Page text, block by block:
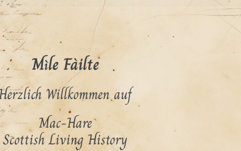
Mìle Fàilte
Willkommen auf
Mac-Hare
Scottish Living History